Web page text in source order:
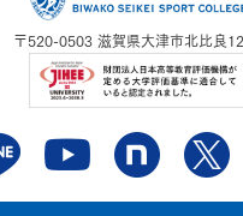
〒520-0503 滋賀県大津市北比良